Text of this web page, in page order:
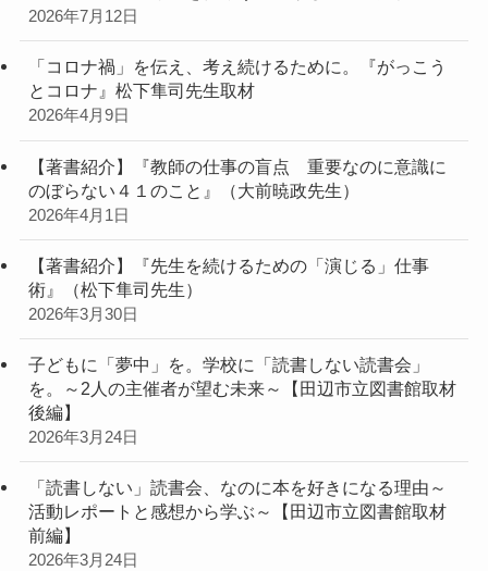
2026年7月12日
「コロナ禍」を伝え、考え続けるために。『がっこう
とコロナ』松下隼司先生取材
2026年4月9日
【著書紹介】『教師の仕事の盲点 重要なのに意識に
のぼらない４１のこと』（大前暁政先生）
2026年4月1日
【著書紹介】『先生を続けるための「演じる」仕事
術』（松下隼司先生）
2026年3月30日
子どもに「夢中」を。学校に「読書しない読書会」
を。～2人の主催者が望む未来～【田辺市立図書館取材
後編】
2026年3月24日
「読書しない」読書会、なのに本を好きになる理由～
活動レポートと感想から学ぶ～【田辺市立図書館取材
前編】
2026年3月24日